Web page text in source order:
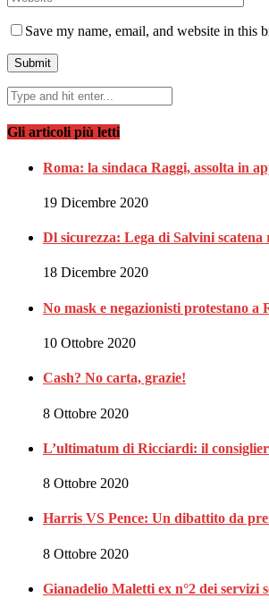
Save my name, email, and website in this
Gli articoli più letti
Roma: la sindaca Raggi, assolta in
19 Dicembre 2020
Dl sicurezza: Lega di Salvini scatena
18 Dicembre 2020
No mask e negazionisti protestano
10 Ottobre 2020
Cash? No carta, grazie!
8 Ottobre 2020
L’ultimatum di Ricciardi: il
8 Ottobre 2020
Harris VS Pence: Un dibattito da
8 Ottobre 2020
Gianadelio Maletti ex n°2 dei servizi